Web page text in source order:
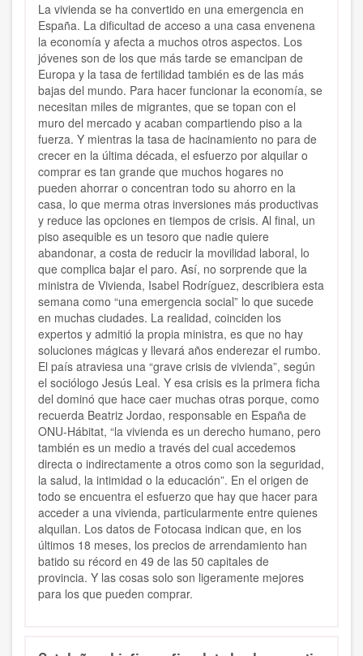
La vivienda se ha convertido en una emergencia en
España. La dificultad de acceso a una casa envenena
la economía y afecta a muchos otros aspectos. Los
jóvenes son de los que más tarde se emancipan de
Europa y la tasa de fertilidad también es de las más
bajas del mundo. Para hacer funcionar la economía, se
necesitan miles de migrantes, que se topan con el
muro del mercado y acaban compartiendo piso a la
fuerza. Y mientras la tasa de hacinamiento no para de
crecer en la última década, el esfuerzo por alquilar o
comprar es tan grande que muchos hogares no
pueden ahorrar o concentran todo su ahorro en la
casa, lo que merma otras inversiones más productivas
y reduce las opciones en tiempos de crisis. Al final, un
piso asequible es un tesoro que nadie quiere
abandonar, a costa de reducir la movilidad laboral, lo
que complica bajar el paro. Así, no sorprende que la
ministra de Vivienda, Isabel Rodríguez, describiera esta
semana como “una emergencia social” lo que sucede
en muchas ciudades. La realidad, coinciden los
expertos y admitió la propia ministra, es que no hay
soluciones mágicas y llevará años enderezar el rumbo.
El país atraviesa una “grave crisis de vivienda”, según
el sociólogo Jesús Leal. Y esa crisis es la primera ficha
del dominó que hace caer muchas otras porque, como
recuerda Beatriz Jordao, responsable en España de
ONU-Hábitat, “la vivienda es un derecho humano, pero
también es un medio a través del cual accedemos
directa o indirectamente a otros como son la seguridad,
la salud, la intimidad o la educación”. En el origen de
todo se encuentra el esfuerzo que hay que hacer para
acceder a una vivienda, particularmente entre quienes
alquilan. Los datos de Fotocasa indican que, en los
últimos 18 meses, los precios de arrendamiento han
batido su récord en 49 de las 50 capitales de
provincia. Y las cosas solo son ligeramente mejores
para los que pueden comprar.